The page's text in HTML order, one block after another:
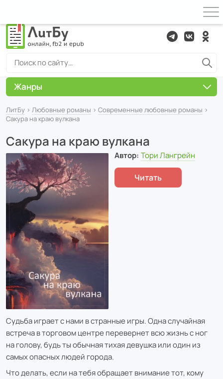
ЛитБу › Любовные романы › Современные любовные романы ›
Сакура на краю вулкана
Сакура на краю вулкана
Автор: Тори Лангрейн
Читать
Судьба играет с нами в странные игры. Одна случайная
встреча в торговом центре перевернет всю жизнь с ног
на голову, будь ты обычная тихая девушка или один из
самых опасных людей города.
Что делать, если на тебя обращает внимание тот, кому
Жанры